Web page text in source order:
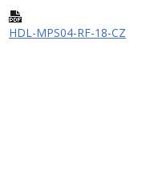
HDL-MPS04-RF-18-CZ